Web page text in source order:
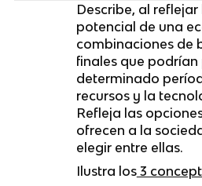
Describe, al
potencial de una
combinaciones de
finales que podrían
determinado
recursos y la
Refleja las
ofrecen a la
elegir entre ellas.
Ilustra los3